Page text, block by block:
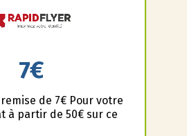
7€
de 7€ Pour votre
à partir de 50€ sur ce